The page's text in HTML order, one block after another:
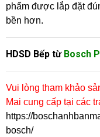
phẩm được lắp đặt
bền hơn.
HDSD Bếp từ Bosch
Vui lòng tham khảo
Mai cung cấp tại các
https://
bosch/